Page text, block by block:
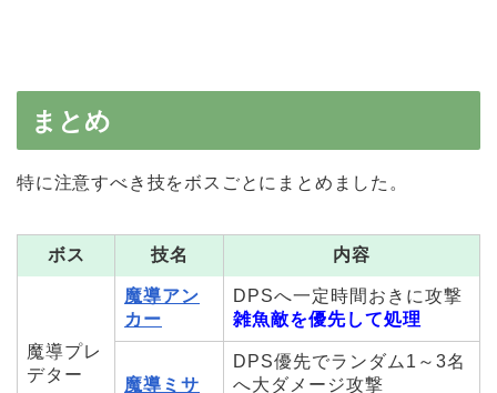
まとめ
特に注意すべき技をボスごとにまとめました。
ボス 技名 内容
魔導プレ
デター
魔導アン
カー
DPSへ一定時間おきに攻撃
雑魚敵を優先して処理
魔導ミサ
DPS優先でランダム1～3名
へ大ダメージ攻撃